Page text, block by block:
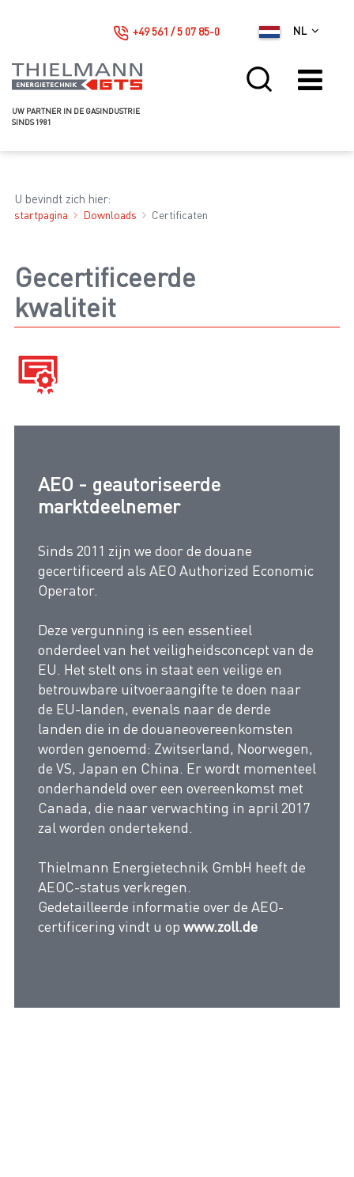
UW PARTNER IN DE GASINDUSTRIE
SINDS 1981
NL
+49 561 / 5 07 85-0
U bevindt zich hier:
startpagina Downloads Certificaten
Gecertificeerde
kwaliteit
AEO - geautoriseerde
marktdeelnemer
Sinds 2011 zijn we door de douane
gecertificeerd als AEO Authorized Economic
Operator.
Deze vergunning is een essentieel
onderdeel van het veiligheidsconcept van de
EU. Het stelt ons in staat een veilige en
betrouwbare uitvoeraangifte te doen naar
de EU-landen, evenals naar de derde
landen die in de douaneovereenkomsten
worden genoemd: Zwitserland, Noorwegen,
de VS, Japan en China. Er wordt momenteel
onderhandeld over een overeenkomst met
Canada, die naar verwachting in april 2017
zal worden ondertekend.
Thielmann Energietechnik GmbH heeft de
AEOC-status verkregen.
Gedetailleerde informatie over de AEO-
certificering vindt u op www.zoll.de